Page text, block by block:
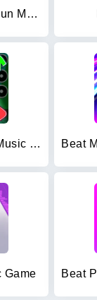
Beat Fire - Edm Gun Music Game
Beat Live: Show Music Game
Game